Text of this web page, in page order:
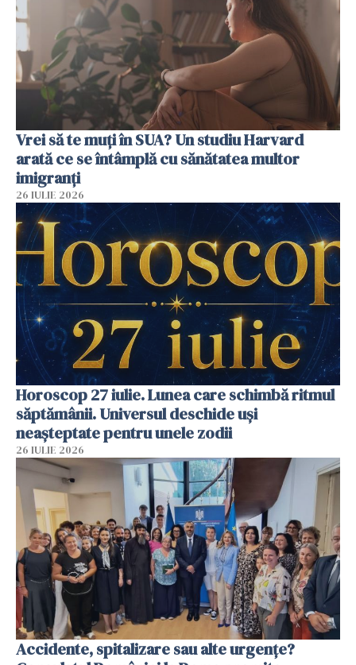
Vrei să te muți în SUA? Un studiu Harvard
arată ce se întâmplă cu sănătatea multor
imigranți
26 IULIE 2026
Horoscop 27 iulie. Lunea care schimbă ritmul
săptămânii. Universul deschide uși
neașteptate pentru unele zodii
26 IULIE 2026
Accidente, spitalizare sau alte urgențe?